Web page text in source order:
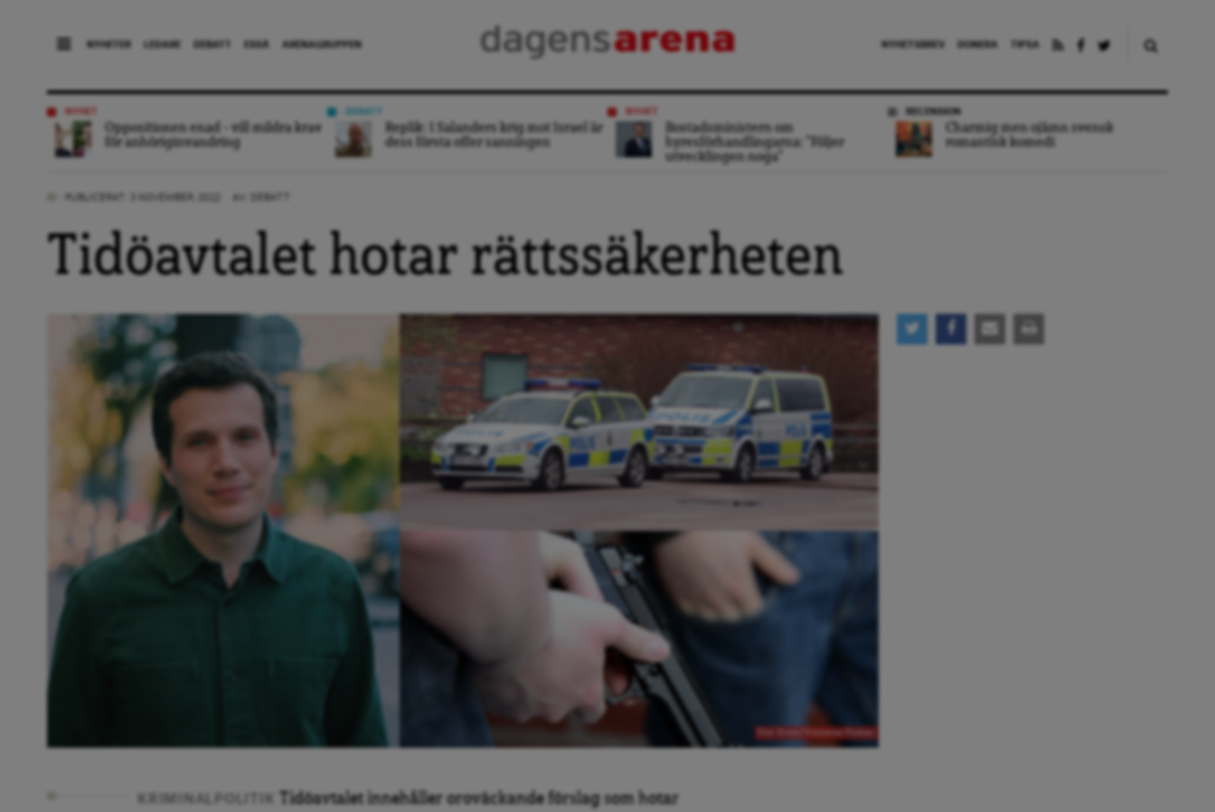
NYHETER LEDARE DEBATT ESSÄ ARENAGRUPPEN NYHETSBREV DONERA TIPSA
NYHET
Oppositionen enad – vill mildra krav
för anhöriginvandring
Replik: I Salanders krig mot Israel är
dess första offer sanningen
NYHET
Bostadsministern om
hyresförhandlingarna: ”Följer
utvecklingen noga”
RECENSION
Charmig men ojämn svensk
romantisk komedi
Tidöavtalet hotar rättssäkerheten
KRIMINALPOLITIK
Tidöavtalet innehåller oroväckande förslag som hotar